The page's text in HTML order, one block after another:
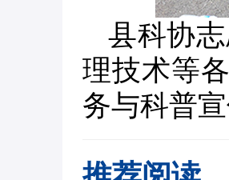
县科协
理技术等
务与科普